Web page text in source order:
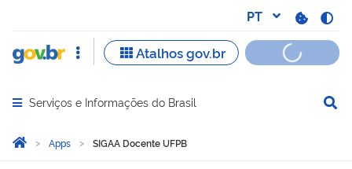
Abrir menu principal de navegação
Serviços e Informações do Brasil
Você está aqui:
Página Inicial
Apps SIGAA Docente UFPB